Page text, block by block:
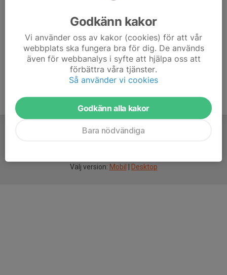
Välj version: Mobil Desktop
Godkänn kakor
Vi använder oss av kakor (cookies) för att vår
webbplats ska fungera bra för dig. De används
även för webbanalys i syfte att hjälpa oss att
förbättra våra tjänster.
Så använder vi cookies
Godkänn alla kakor
Bara nödvändiga